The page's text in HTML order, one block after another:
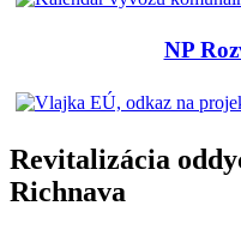
NP
Revitalizácia
Richnava